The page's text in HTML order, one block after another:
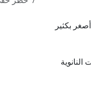
بكثير